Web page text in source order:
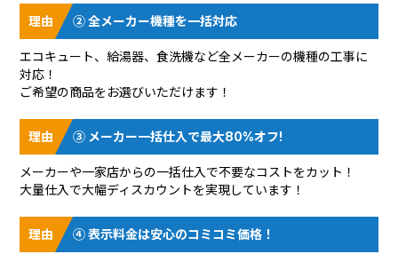
② 全メーカー機種を一括対応
エコキュート、給湯器、食洗機など全メーカーの機種の工事に
対応！
ご希望の商品をお選びいただけます！
③ メーカー一括仕入で最大80%オフ!
メーカーや一家店からの一括仕入で不要なコストをカット！
大量仕入で大幅ディスカウントを実現しています！
④ 表示料金は安心のコミコミ価格！